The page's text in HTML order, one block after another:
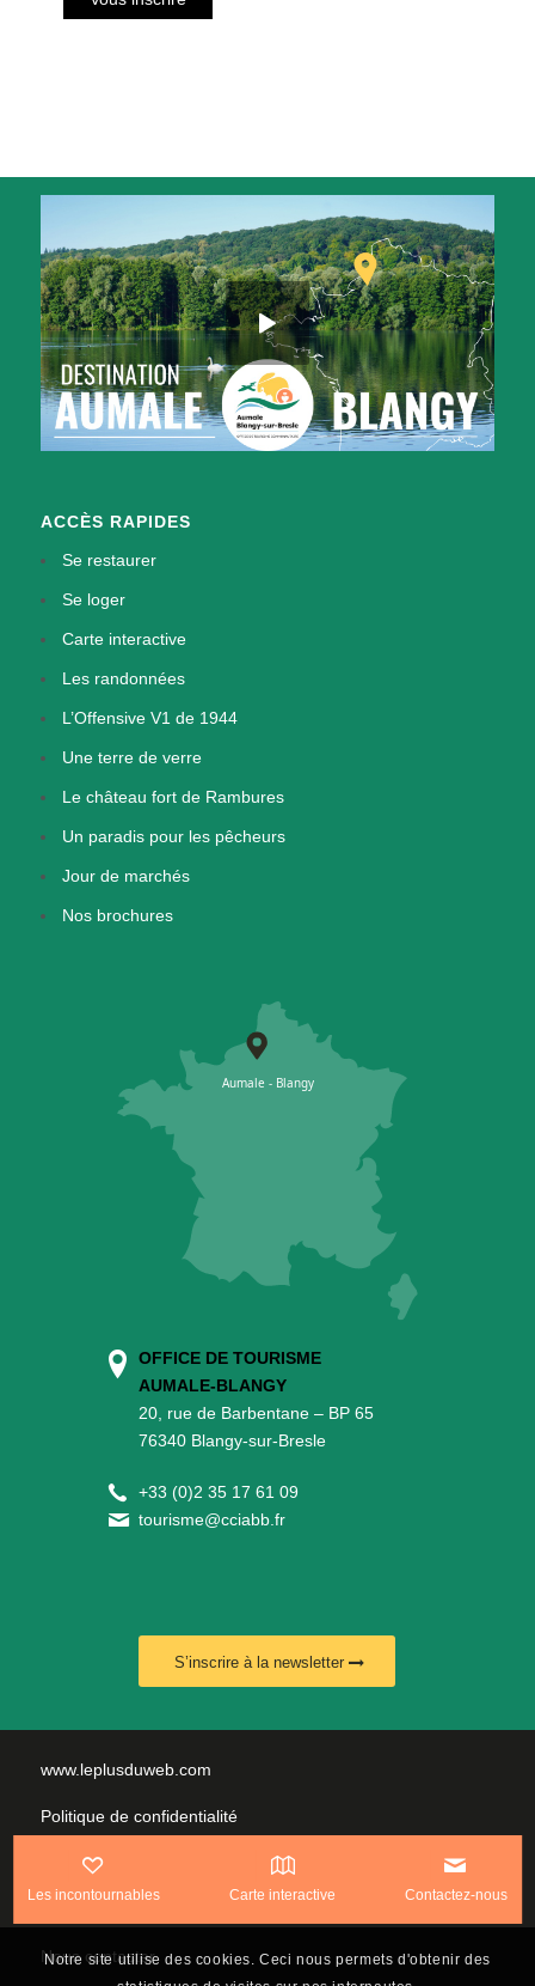
Les incontournables Carte interactive Contactez-nous
ACCÈS RAPIDES
Se restaurer
Se loger
Carte interactive
Les randonnées
L’Offensive V1 de 1944
Une terre de verre
Le château fort de Rambures
Un paradis pour les pêcheurs
Jour de marchés
Nos brochures
OFFICE DE TOURISME
AUMALE-BLANGY
20, rue de Barbentane – BP 65
76340 Blangy-sur-Bresle
+33 (0)2 35 17 61 09
tourisme@cciabb.fr
S’inscrire à la newsletter
www.leplusduweb.com
Politique de confidentialité
Plan du site
Nous contacter
Notre site utilise des cookies. Ceci nous permets d'obtenir des